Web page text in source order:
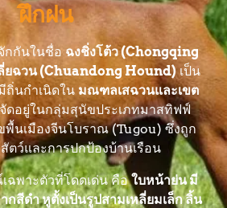
ฝึกฝน
กกันในชื่อ ฉงชิ่งโต้ว (Chongqing
ยฉวน (Chuandong Hound)เป็น
นกำเนิดใน มณฑลเสฉวนและเขต
ดอยู่ในกลุ่มสุนัขประเภทมาสทิฟฟ์
นเมืองจีนโบราณ (Tugou) ซึ่งถูก
ตว์และการปกป้องบ้านเรือน
ฉพาะตัวที่โดดเด่น คือใบหน้าย่น มี
สีดำ หูตั้งเป็นรูปสามเหลี่ยมเล็ก ลิ้น